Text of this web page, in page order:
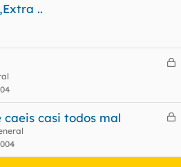
..
C
r
a
C
r
caeis casi todos mal